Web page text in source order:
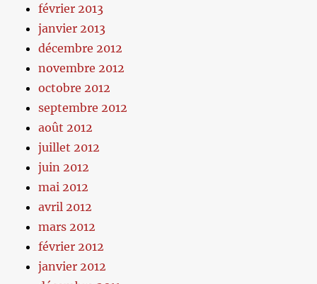
février 2013
janvier 2013
décembre 2012
novembre 2012
octobre 2012
septembre 2012
août 2012
juillet 2012
juin 2012
mai 2012
avril 2012
mars 2012
février 2012
janvier 2012